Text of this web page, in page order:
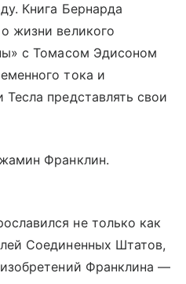
Книга Бернарда
жизни великого
с Томасом Эдисоном
тока и
Тесла представлять свои
Франклин.
не только как
Соединенных Штатов,
Франклина —